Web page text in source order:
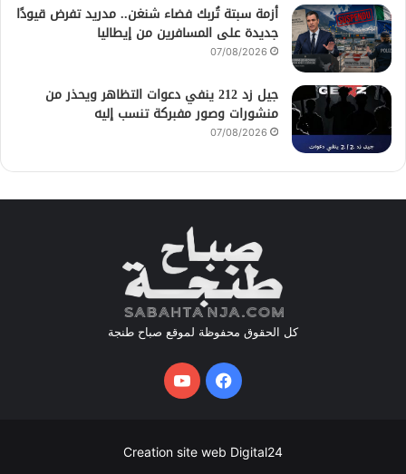
أزمة سبتة تُربك فضاء شنغن.. مدريد تفرض قيودًا
جديدة على المسافرين من إيطاليا
07/08/2026
جيل زد 212 ينفي دعوات التظاهر ويحذر من
منشورات وصور مفبركة تنسب إليه
07/08/2026
كل الحقوق محفوظة لموقع صباح طنجة
فيسبوكيوتيوب
Creation site web Digital24